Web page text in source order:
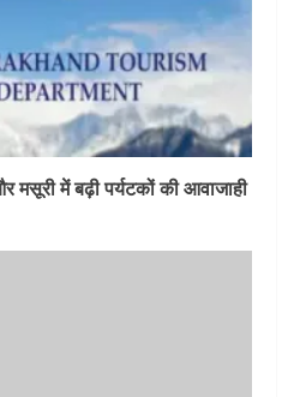
मसूरी में बढ़ी पर्यटकों की आवाजाही